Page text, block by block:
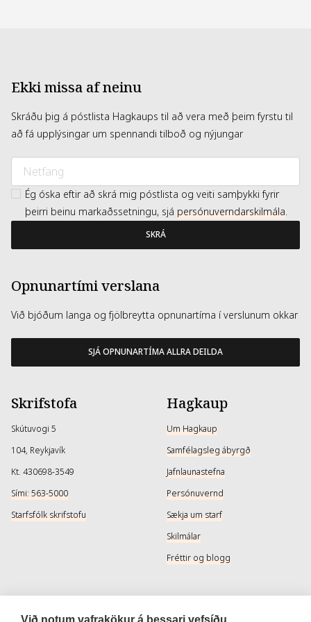
Ekki missa af neinu
Skráðu þig á póstlista Hagkaups til að vera með þeim fyrstu til
að fá upplýsingar um spennandi tilboð og nýjungar
Ég óska eftir að skrá mig póstlista og veiti samþykki fyrir
þeirri beinu markaðssetningu, sjá persónuverndarskilmála.
SKRÁ
Opnunartími verslana
Við bjóðum langa og fjölbreytta opnunartíma í verslunum okkar
SJÁ OPNUNARTÍMA ALLRA DEILDA
Skrifstofa
Skútuvogi 5
104, Reykjavík
Kt. 430698-3549
Sími: 563-5000
Starfsfólk skrifstofu
Hagkaup
Um Hagkaup
Samfélagsleg ábyrgð
Jafnlaunastefna
Persónuvernd
Sækja um starf
Skilmálar
Fréttir og blogg
Þjónusta Samfélagsmiðlar
Við notum vafrakökur á þessari vefsíðu